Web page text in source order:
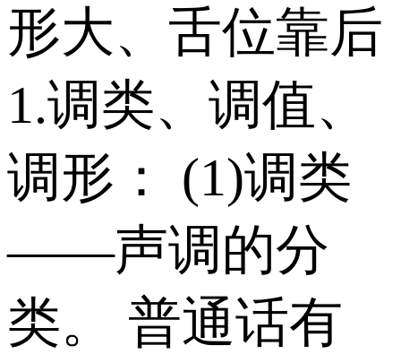
形大、舌位靠后
1.调类、调值、
调形： (1)调类
——声调的分
类。 普通话有